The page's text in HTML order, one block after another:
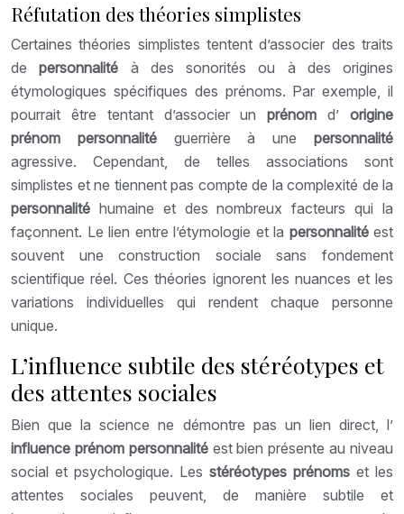
Réfutation des théories simplistes
Certaines théories simplistes tentent d’associer des traits
depersonnalité à des sonorités ou à des origines
étymologiques spécifiques des prénoms. Par exemple, il
pourrait être tentant d’associer unprénomd’origine
prénom personnalité guerrière à unepersonnalité
agressive. Cependant, de telles associations sont
simplistes et ne tiennent pas compte de la complexité de la
personnalité humaine et des nombreux facteurs qui la
façonnent. Le lien entre l’étymologie et la personnalité est
souvent une construction sociale sans fondement
scientifique réel. Ces théories ignorent les nuances et les
variations individuelles qui rendent chaque personne
unique.
L’influence subtile des stéréotypes et
des attentes sociales
Bien que la science ne démontre pas un lien direct, l’
influence prénom personnalité est bien présente au niveau
social et psychologique. Les stéréotypes prénoms et les
attentes sociales peuvent, de manière subtile et